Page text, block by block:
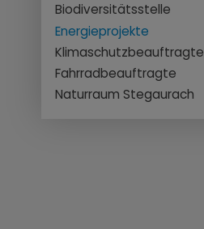
Biodiversitätsstelle
Energieprojekte
Klimaschutzbeauftragte
Fahrradbeauftragte
Naturraum Stegaurach